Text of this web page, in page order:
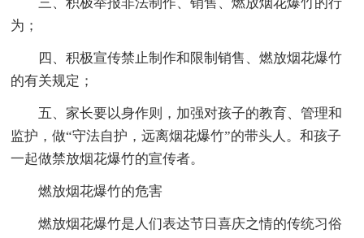
三、积极举报非法制作、销售、燃放烟花爆竹的行
为；
四、积极宣传禁止制作和限制销售、燃放烟花爆竹
的有关规定；
五、家长要以身作则，加强对孩子的教育、管理和
监护，做“守法自护，远离烟花爆竹”的带头人。和孩子
一起做禁放烟花爆竹的宣传者。
燃放烟花爆竹的危害
燃放烟花爆竹是人们表达节日喜庆之情的传统习俗